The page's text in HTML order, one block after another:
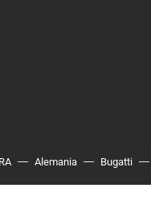
Alemania Bugatti